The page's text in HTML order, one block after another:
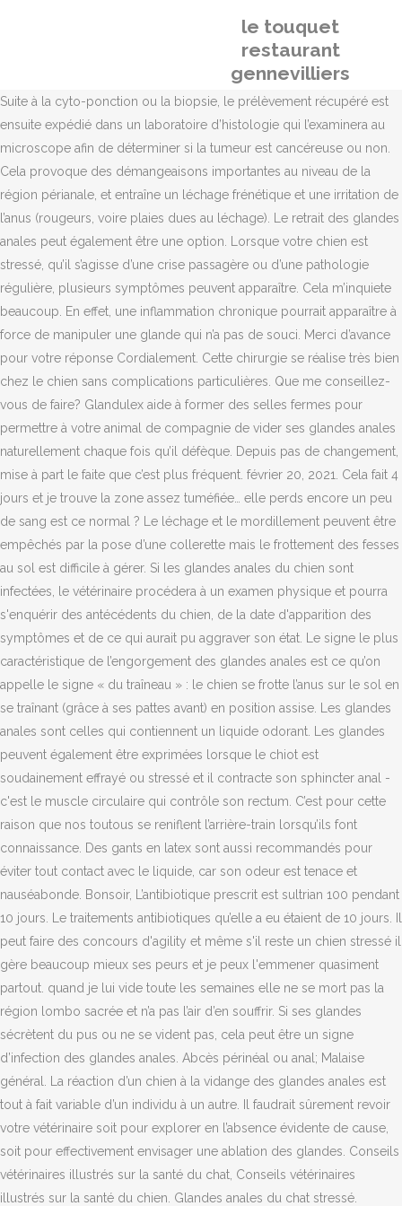
le touquet
restaurant
gennevilliers
Suite à la cyto-ponction ou la biopsie, le prélèvement récupéré est
ensuite expédié dans un laboratoire d’histologie qui l’examinera au
microscope afin de déterminer si la tumeur est cancéreuse ou non.
Cela provoque des démangeaisons importantes au niveau de la
région périanale, et entraîne un léchage frénétique et une irritation de
l’anus (rougeurs, voire plaies dues au léchage). Le retrait des glandes
anales peut également être une option. Lorsque votre chien est
stressé, qu’il s’agisse d’une crise passagère ou d’une pathologie
régulière, plusieurs symptômes peuvent apparaître. Cela m’inquiete
beaucoup. En effet, une inflammation chronique pourrait apparaître à
force de manipuler une glande qui n’a pas de souci. Merci d’avance
pour votre réponse Cordialement. Cette chirurgie se réalise très bien
chez le chien sans complications particulières. Que me conseillez-
vous de faire? Glandulex aide à former des selles fermes pour
permettre à votre animal de compagnie de vider ses glandes anales
naturellement chaque fois qu’il défèque. Depuis pas de changement,
mise à part le faite que c’est plus fréquent. février 20, 2021. Cela fait 4
jours et je trouve la zone assez tuméfiée… elle perds encore un peu
de sang est ce normal ? Le léchage et le mordillement peuvent être
empêchés par la pose d’une collerette mais le frottement des fesses
au sol est difficile à gérer. Si les glandes anales du chien sont
infectées, le vétérinaire procédera à un examen physique et pourra
s'enquérir des antécédents du chien, de la date d'apparition des
symptômes et de ce qui aurait pu aggraver son état. Le signe le plus
caractéristique de l’engorgement des glandes anales est ce qu’on
appelle le signe « du traîneau » : le chien se frotte l’anus sur le sol en
se traînant (grâce à ses pattes avant) en position assise. Les glandes
anales sont celles qui contiennent un liquide odorant. Les glandes
peuvent également être exprimées lorsque le chiot est
soudainement effrayé ou stressé et il contracte son sphincter anal -
c'est le muscle circulaire qui contrôle son rectum. C’est pour cette
raison que nos toutous se reniflent l’arrière-train lorsqu’ils font
connaissance. Des gants en latex sont aussi recommandés pour
éviter tout contact avec le liquide, car son odeur est tenace et
nauséabonde. Bonsoir, L’antibiotique prescrit est sultrian 100 pendant
10 jours. Le traitements antibiotiques qu’elle a eu étaient de 10 jours. Il
peut faire des concours d'agility et même s'il reste un chien stressé il
gère beaucoup mieux ses peurs et je peux l'emmener quasiment
partout. quand je lui vide toute les semaines elle ne se mort pas la
région lombo sacrée et n’a pas l’air d’en souffrir. Si ses glandes
sécrètent du pus ou ne se vident pas, cela peut être un signe
d’infection des glandes anales. Abcès périnéal ou anal; Malaise
général. La réaction d’un chien à la vidange des glandes anales est
tout à fait variable d’un individu à un autre. Il faudrait sûrement revoir
votre vétérinaire soit pour explorer en l’absence évidente de cause,
soit pour effectivement envisager une ablation des glandes. Conseils
vétérinaires illustrés sur la santé du chat, Conseils vétérinaires
illustrés sur la santé du chien. Glandes anales du chat stressé.